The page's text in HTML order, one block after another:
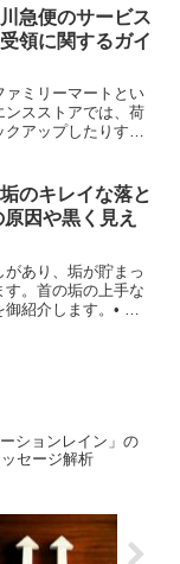
イエットに活用して
ますよ...
急便のサービス
領に関するガイ
ァミリーマートとい
ンスストアでは、荷
アップしたりする
ービスを活用する
配送ニ...
のキレイな落と
因や黒く見え
あり、垢が貯まっ
。首の垢の上手な
紹介します。• 垢
ションレイン」の
セージ解析